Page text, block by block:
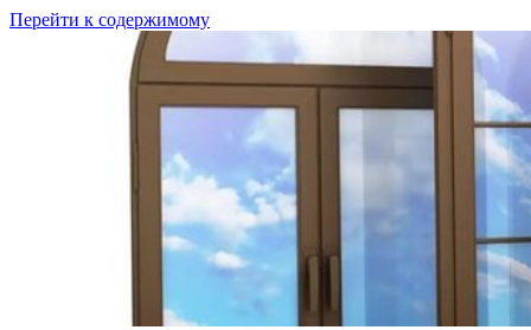
Перейти к содержимому